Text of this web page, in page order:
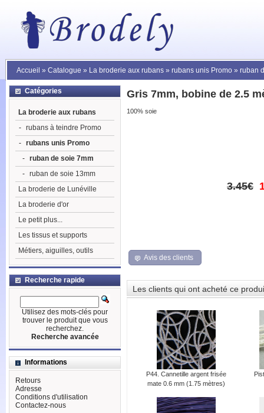
Accueil » Catalogue » La broderie aux rubans » rubans unis Promo » ruban
Gris 7mm, bobine de 2.5
100% soie
3.45€
Avis des clients
Les clients qui ont acheté ce
P44. Cannetille argent frisée
mate 0.6 mm (1.75 mètres)
Catégories
La broderie aux rubans
- rubans à teindre Promo
- rubans unis Promo
- ruban de soie 7mm
- ruban de soie 13mm
La broderie de Lunéville
La broderie d'or
Le petit plus...
Les tissus et supports
Métiers, aiguilles, outils
Recherche rapide
Utilisez des mots-clés pour
trouver le produit que vous
recherchez.
Recherche avancée
Informations
Retours
Adresse
Conditions d'utilisation
Contactez-nous